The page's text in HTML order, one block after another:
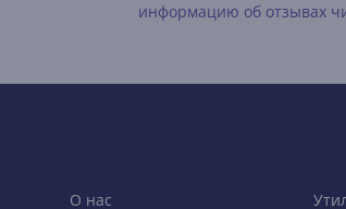
информацию об отзывах
О нас